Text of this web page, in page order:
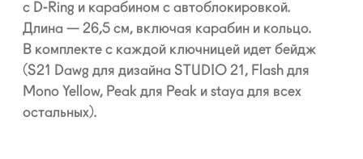
с D-Ring и карабином с автоблокировкой.
Длина — 26,5 см, включая карабин и кольцо.
В комплекте с каждой ключницей идет бейдж
(S21 Dawg для дизайна STUDIO 21, Flash для
Mono Yellow, Peak для Peak и staya для всех
остальных).